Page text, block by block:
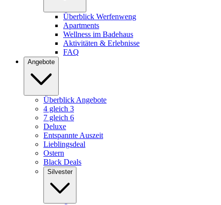
Überblick Werfenweng
Apartments
Wellness im Badehaus
Aktivitäten & Erlebnisse
FAQ
Angebote
Überblick Angebote
4 gleich 3
7 gleich 6
Deluxe
Entspannte Auszeit
Lieblingsdeal
Ostern
Black Deals
Silvester